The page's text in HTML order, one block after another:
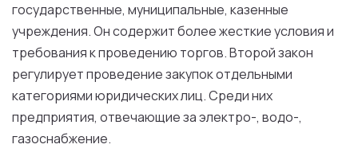
государственные, муниципальные, казенные
учреждения. Он содержит более жесткие условия и
требования к проведению торгов. Второй закон
регулирует проведение закупок отдельными
категориями юридических лиц. Среди них
предприятия, отвечающие за электро-, водо-,
газоснабжение.